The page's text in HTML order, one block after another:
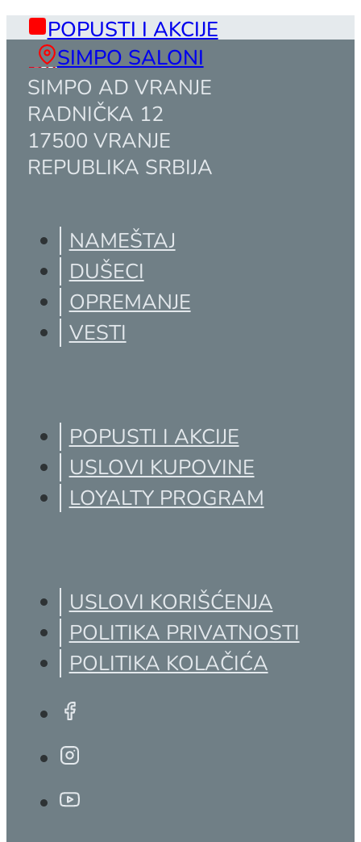
POPUSTI I AKCIJE
SIMPO SALONI
SIMPO AD VRANJE
RADNIČKA 12
17500 VRANJE
REPUBLIKA SRBIJA
NAMEŠTAJ
DUŠECI
OPREMANJE
VESTI
POPUSTI I AKCIJE
USLOVI KUPOVINE
LOYALTY PROGRAM
USLOVI KORIŠĆENJA
POLITIKA PRIVATNOSTI
POLITIKA KOLAČIĆA